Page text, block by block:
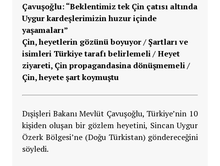
Çavuşoğlu: “Beklentimiz tek Çin çatısı altında
Uygur kardeşlerimizin huzur içinde
yaşamaları”
Çin, heyetlerin gözünü boyuyor / Şartları ve
isimleri Türkiye tarafı belirlemeli / Heyet
ziyareti, Çin propagandasina dönüşmemeli /
Çin, heyete şart koymuştu
Dışişleri Bakanı Mevlüt Çavuşoğlu, Türkiye’nin 10
kişiden oluşan bir gözlem heyetini, Sincan Uygur
Özerk Bölgesi’ne (Doğu Türkistan) göndereceğini
söyledi.